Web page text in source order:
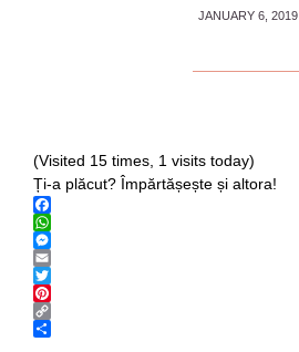
JANUARY 6, 2019
(Visited 15 times, 1 visits today)
Ți-a plăcut? Împărtășește și altora!
Facebook
WhatsApp
Messenger
Email
Twitter
Pinterest
Copy